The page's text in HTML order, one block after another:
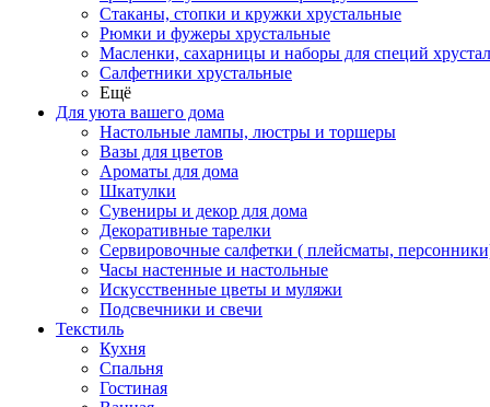
Стаканы, стопки и кружки хрустальные
Рюмки и фужеры хрустальные
Масленки, сахарницы и наборы для специй
Салфетники хрустальные
Ещё
Для уюта вашего дома
Настольные лампы, люстры и торшеры
Вазы для цветов
Ароматы для дома
Шкатулки
Сувениры и декор для дома
Декоративные тарелки
Сервировочные салфетки ( плейсматы,
Часы настенные и настольные
Искусственные цветы и муляжи
Подсвечники и свечи
Текстиль
Кухня
Спальня
Гостиная